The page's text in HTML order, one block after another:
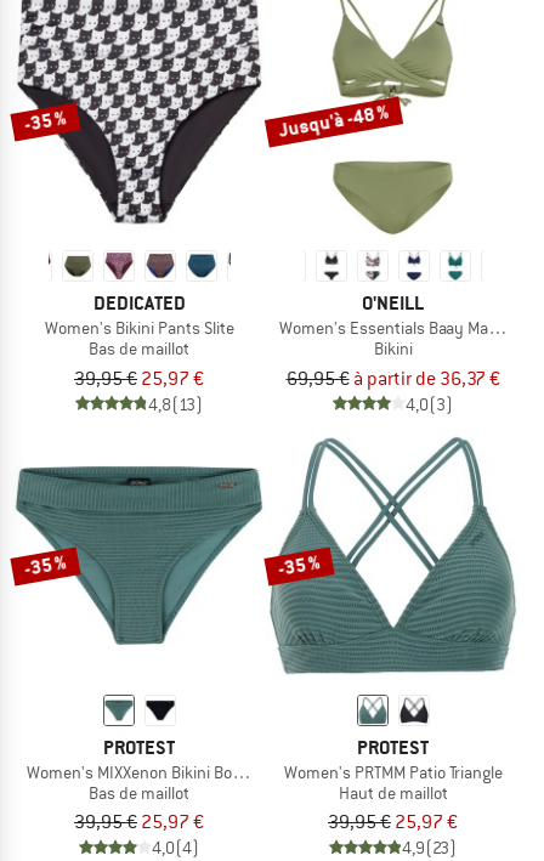
-35 %
DEDICATED
Women's Bikini Pants Slite
Bas de maillot
39,95 € 25,97 €
4,8(13)
Jusqu'à -48 %
O'NEILL
Women's Essentials Baay Maoi
Bikini
69,95 € à partir de 36,37 €
4,0(3)
-35 %
PROTEST
Women's MIXXenon Bikini Bottom
Bas de maillot
39,95 € 25,97 €
4,0(4)
-35 %
PROTEST
Women's PRTMM Patio Triangle
Haut de maillot
39,95 € 25,97 €
4,9(23)